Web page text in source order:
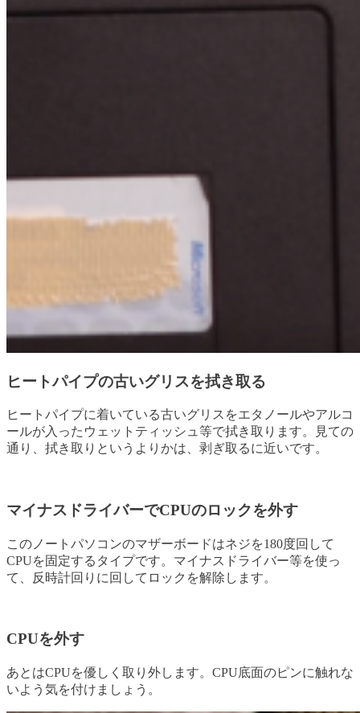
ヒートパイプの古いグリスを拭き取る
ヒートパイプに着いている古いグリスをエタノールやアルコ
ールが入ったウェットティッシュ等で拭き取ります。見ての
通り、拭き取りというよりかは、剥ぎ取るに近いです。
マイナスドライバーでCPUのロックを外す
このノートパソコンのマザーボードはネジを180度回して
CPUを固定するタイプです。マイナスドライバー等を使っ
て、反時計回りに回してロックを解除します。
CPUを外す
あとはCPUを優しく取り外します。CPU底面のピンに触れな
いよう気を付けましょう。